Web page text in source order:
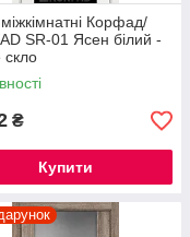
міжкімнатні Корфад/
SR-01 Ясен білий -
скло
₴
Купити